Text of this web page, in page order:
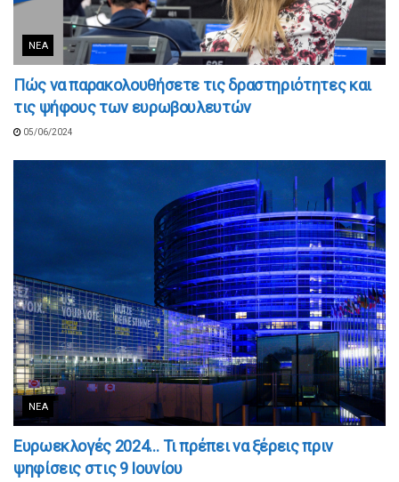
ΝΈΑ
Πώς να παρακολουθήσετε τις δραστηριότητες και
τις ψήφους των ευρωβουλευτών
05/06/2024
ΝΈΑ
Ευρωεκλογές 2024… Τι πρέπει να ξέρεις πριν
ψηφίσεις στις 9 Ιουνίου